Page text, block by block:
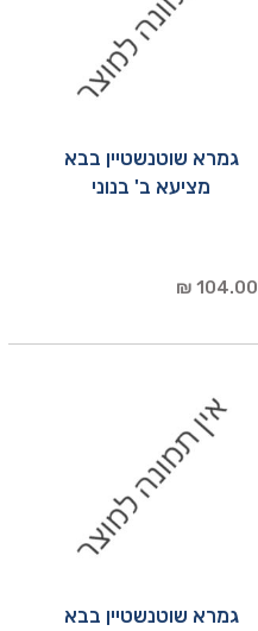
גמרא שוטנשטיין בבא
מציעא ב' בנוני
104.00 ₪
גמרא שוטנשטיין בבא